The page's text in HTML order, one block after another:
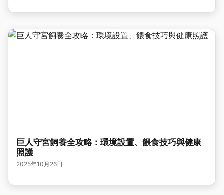
巨人守宮飼養全攻略：環境設置、餵食技巧與健康
照護
2025年10月26日